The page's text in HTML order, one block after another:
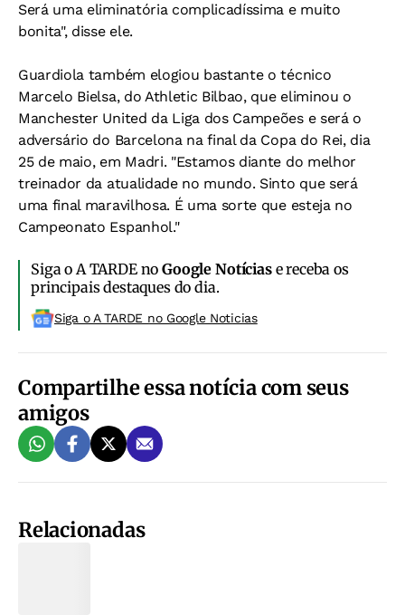
Será uma eliminatória complicadíssima e muito
bonita", disse ele.
Guardiola também elogiou bastante o técnico
Marcelo Bielsa, do Athletic Bilbao, que eliminou o
Manchester United da Liga dos Campeões e será o
adversário do Barcelona na final da Copa do Rei, dia
25 de maio, em Madri. "Estamos diante do melhor
treinador da atualidade no mundo. Sinto que será
uma final maravilhosa. É uma sorte que esteja no
Campeonato Espanhol."
Siga o A TARDE noGoogle Notíciase receba os
principais destaques do dia.
Siga o A TARDE no Google Noticias
Compartilhe essa notícia com seus
amigos
Relacionadas